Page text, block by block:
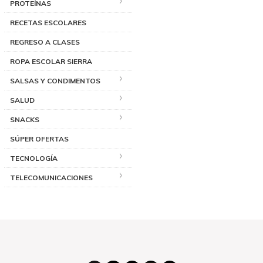
PROTEÍNAS
RECETAS ESCOLARES
REGRESO A CLASES
ROPA ESCOLAR SIERRA
SALSAS Y CONDIMENTOS
SALUD
SNACKS
SÚPER OFERTAS
TECNOLOGÍA
TELECOMUNICACIONES